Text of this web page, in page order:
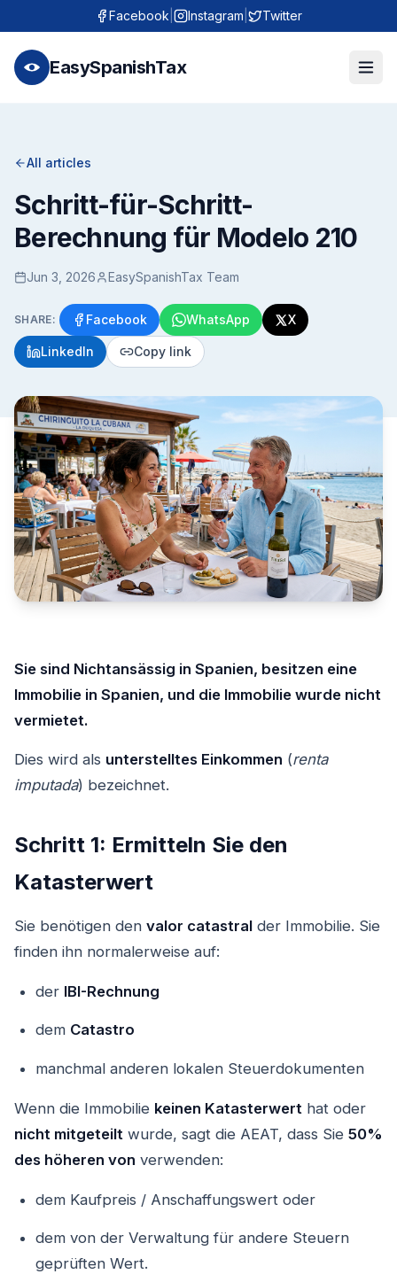
Facebook Instagram Twitter
EasySpanishTax
All articles
Schritt-für-Schritt-
Berechnung für Modelo 210
Jun 3, 2026 EasySpanishTax Team
SHARE: Facebook WhatsApp X
LinkedIn Copy link
Sie sind Nichtansässig in Spanien, besitzen eine
Immobilie in Spanien, und die Immobilie wurde nicht
vermietet.
Dies wird als unterstelltes Einkommen (renta
imputada) bezeichnet.
Schritt 1: Ermitteln Sie den
Katasterwert
Sie benötigen den valor catastral der Immobilie. Sie
finden ihn normalerweise auf:
der IBI-Rechnung
dem Catastro
manchmal anderen lokalen Steuerdokumenten
Wenn die Immobilie keinen Katasterwert hat oder
nicht mitgeteilt wurde, sagt die AEAT, dass Sie 50%
des höheren von verwenden:
dem Kaufpreis / Anschaffungswert oder
dem von der Verwaltung für andere Steuern
geprüften Wert.